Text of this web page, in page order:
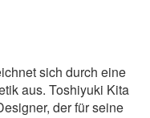
sich durch eine
aus. Toshiyuki Kita
der für seine